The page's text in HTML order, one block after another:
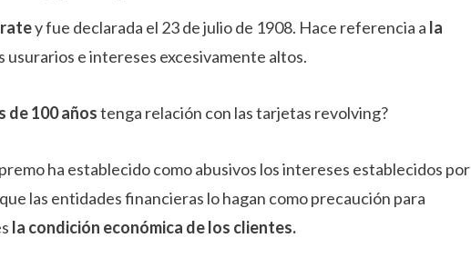
y fue declarada el 23 de julio de 1908. Hace referencia a la
usurarios e intereses excesivamente altos.
de 100 añostenga relación con las tarjetas revolving?
ha establecido como abusivos los intereses establecidos por
las entidades financieras lo hagan como precaución para
la condición económica de los clientes.